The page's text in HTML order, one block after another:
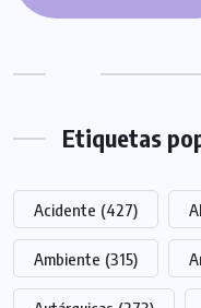
Etiquetas
Acidente (427)
Ambiente (315)